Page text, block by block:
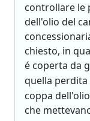
controllare le
dell'olio del
chiesto, in
é coperta da
quella
coppa
che